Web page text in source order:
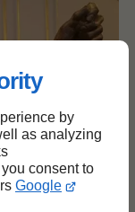
by
as analyzing
consent to
Google